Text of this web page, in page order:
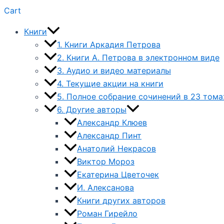
Cart
Книги
1. Книги Аркадия Петрова
2. Книги А. Петрова в электронном виде
3. Аудио и видео материалы
4. Текущие акции на книги
5. Полное собрание сочинений в 23
6. Другие авторы
Александр Клюев
Александр Пинт
Анатолий Некрасов
Виктор Мороз
Екатерина Цветочек
И. Алексанова
Книги других авторов
Роман Гирейло